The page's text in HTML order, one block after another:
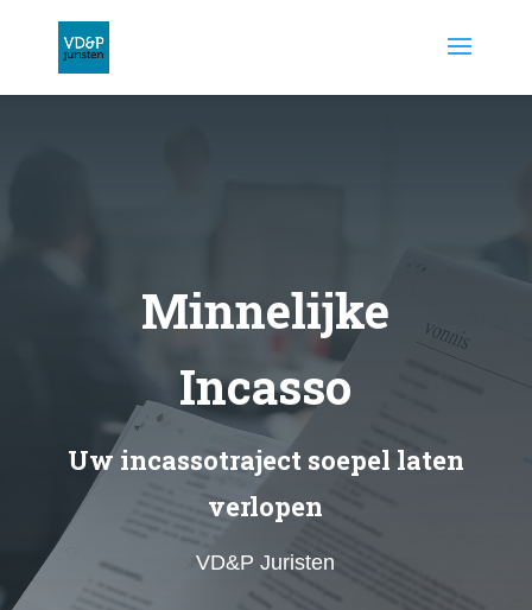
Minnelijke
Incasso
Uw incassotraject soepel laten
verlopen
VD&P Juristen